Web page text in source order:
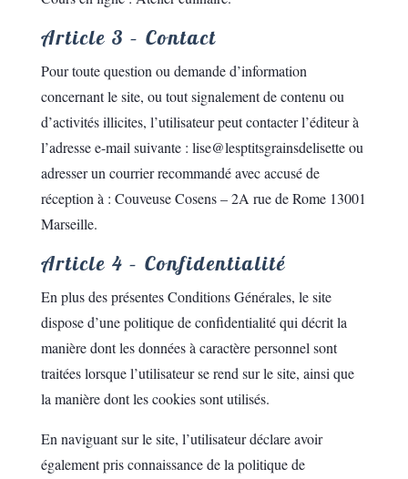
Article 3 – Contact
Pour toute question ou demande d’information
concernant le site, ou tout signalement de contenu ou
d’activités illicites, l’utilisateur peut contacter l’éditeur à
l’adresse e-mail suivante : lise@lesptitsgrainsdelisette ou
adresser un courrier recommandé avec accusé de
réception à : Couveuse Cosens – 2A rue de Rome 13001
Marseille.
Article 4 – Confidentialité
En plus des présentes Conditions Générales, le site
dispose d’une politique de confidentialité qui décrit la
manière dont les données à caractère personnel sont
traitées lorsque l’utilisateur se rend sur le site, ainsi que
la manière dont les cookies sont utilisés.
En naviguant sur le site, l’utilisateur déclare avoir
également pris connaissance de la politique de